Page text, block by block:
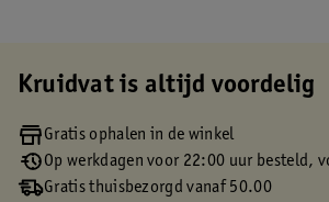
Kruidvat is altijd voordelig
Gratis ophalen in de winkel
Op werkdagen voor 22:00 uur besteld,
Gratis thuisbezorgd vanaf 50.00